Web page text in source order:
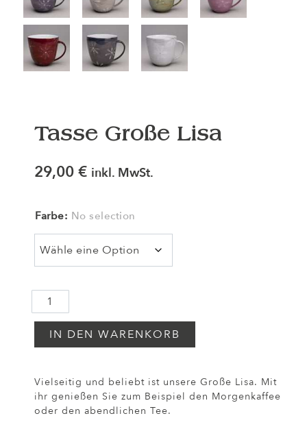
Tasse Große Lisa
29,00 € inkl. MwSt.
Farbe: No selection
IN DEN WARENKORB
Vielseitig und beliebt ist unsere Große Lisa. Mit
ihr genießen Sie zum Beispiel den Morgenkaffee
oder den abendlichen Tee.